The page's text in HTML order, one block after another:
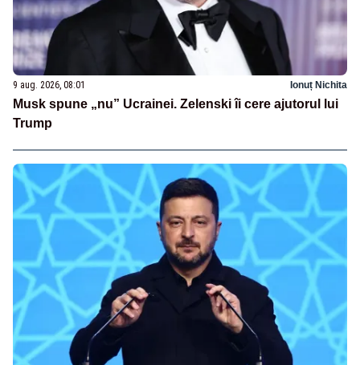
9 aug. 2026, 08:01 Ionuț Nichita
Musk spune „nu” Ucrainei. Zelenski îi cere ajutorul lui
Trump